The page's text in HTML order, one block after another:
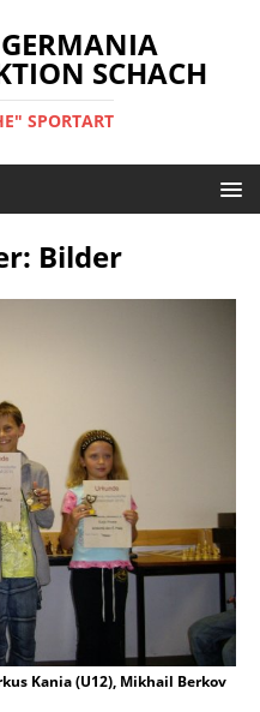
SCHACH
SPORTART
Bilder
Kania (U12), Mikhail Berkov